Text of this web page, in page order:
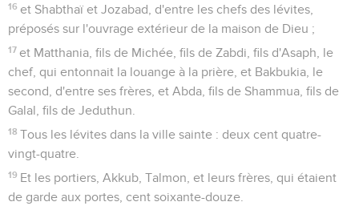
16 et Shabthaï et Jozabad, d'entre les chefs des lévites,
préposés sur l'ouvrage extérieur de la maison de Dieu ;
17 et Matthania, fils de Michée, fils de Zabdi, fils d'Asaph, le
chef, qui entonnait la louange à la prière, et Bakbukia, le
second, d'entre ses frères, et Abda, fils de Shammua, fils de
Galal, fils de Jeduthun.
18 Tous les lévites dans la ville sainte : deux cent quatre-
vingt-quatre.
19 Et les portiers, Akkub, Talmon, et leurs frères, qui étaient
de garde aux portes, cent soixante-douze.